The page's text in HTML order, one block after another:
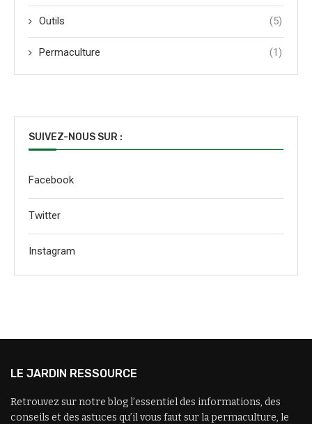
Outils (5)
Permaculture (1)
SUIVEZ-NOUS SUR :
Facebook
Twitter
Instagram
LE JARDIN RESSOURCE
Retrouvez sur notre blog l’essentiel des informations, des
conseils et des astuces qu’il vous faut sur la permaculture, le